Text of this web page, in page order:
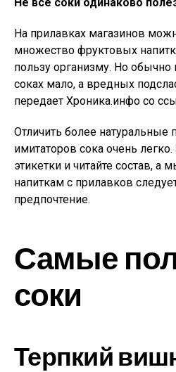
На прилавках магазинов
множество фруктовых
пользу организму. Но обычно
соках мало, а вредных
передает Хроника.инфо со
Отличить более натуральные
имитаторов сока очень
этикетки и читайте состав, а
напиткам с прилавков
предпочтение.
Самые
соки
Терпкий